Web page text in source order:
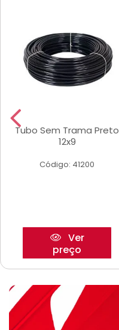
Tubo Sem Trama Preto
12x9
Código: 41200
Ver
preço